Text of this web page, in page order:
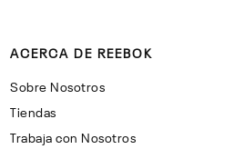
ACERCA DE REEBOK
Sobre Nosotros
Tiendas
Trabaja con Nosotros